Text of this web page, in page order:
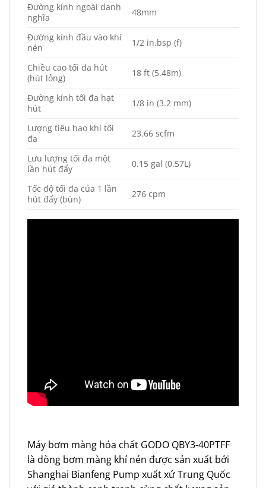
Đường kính ngoài danh
nghĩa
48mm
Đường kính đầu vào khí
nén
1/2 in.bsp (f)
Chiều cao tối đa hút
(hút lỏng)
18 ft (5.48m)
Đường kính tối đa hạt
hút
1/8 in (3.2 mm)
Lượng tiêu hao khí tối
đa
23.66 scfm
Lưu lượng tối đa một
lần hút đẩy
0.15 gal (0.57L)
Tốc độ tối đa của 1 lần
hút đẩy (bùn)
276 cpm
Máy bơm màng hóa chất GODO QBY3-40PTFF
là dòng bơm màng khí nén được sản xuất bởi
Shanghai Bianfeng Pump xuất xứ Trung Quốc